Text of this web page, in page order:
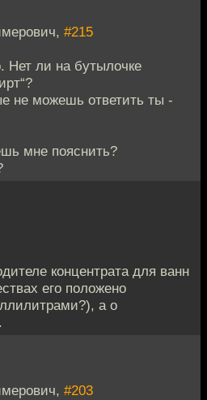
#215
Нет ли на бутылочке
не можешь ответить ты -
мне пояснить?
концентрата для ванн
его положено
а о
#203